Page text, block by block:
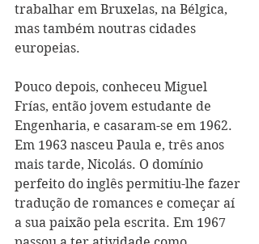
trabalhar em Bruxelas, na Bélgica,
mas também noutras cidades
europeias.
Pouco depois, conheceu Miguel
Frías, então jovem estudante de
Engenharia, e casaram-se em 1962.
Em 1963 nasceu Paula e, três anos
mais tarde, Nicolás. O domínio
perfeito do inglês permitiu-lhe fazer
tradução de romances e começar aí
a sua paixão pela escrita. Em 1967